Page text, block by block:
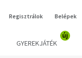
Regisztrálok Belépek
GYEREKJÁTÉK
új